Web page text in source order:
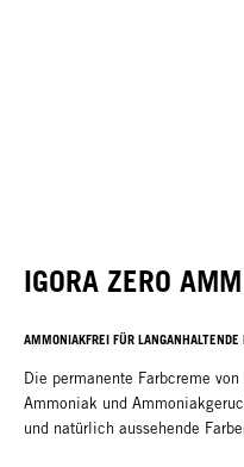
IGORA ZERO AMM
AMMONIAKFREI FÜR LANGANHALTENDE
Die permanente Farbcreme
Ammoniak und
und natürlich aussehende